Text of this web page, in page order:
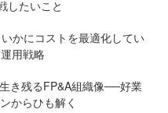
したいこと
かにコストを最適化してい
用戦略
き残るFP&A組織像──好業
からひも解く